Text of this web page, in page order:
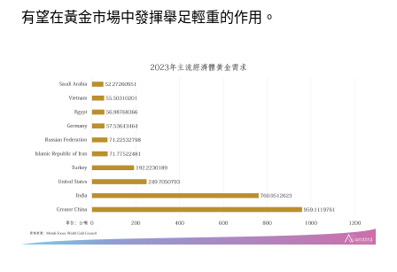
有望在黃金市場中發揮舉足輕重的作用。